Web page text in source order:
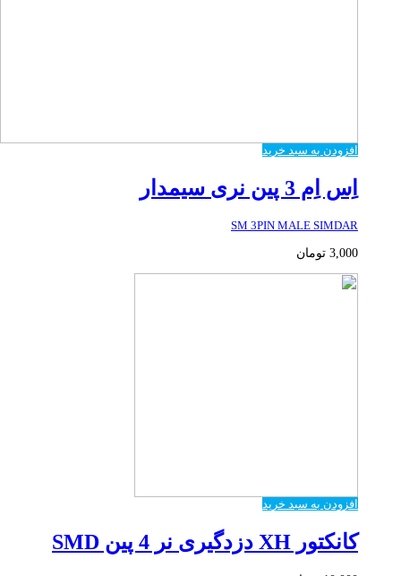
افزودن به سبد خرید
اِس اِم 3 پین نری سیمدار
SM 3PIN MALE SIMDAR
3,000 تومان
افزودن به سبد خرید
کانکتور XH دزدگیری نر 4 پین SMD